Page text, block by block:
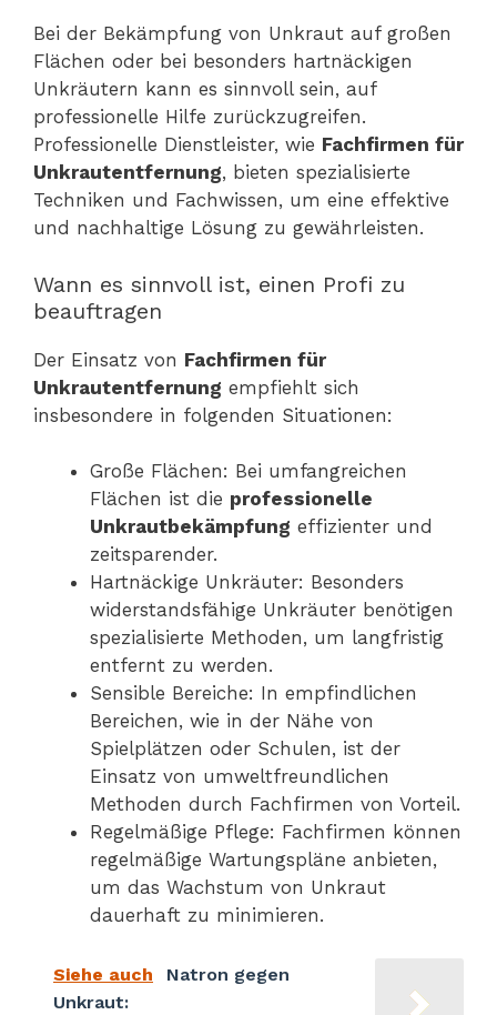
Bei der Bekämpfung von Unkraut auf großen
Flächen oder bei besonders hartnäckigen
Unkräutern kann es sinnvoll sein, auf
professionelle Hilfe zurückzugreifen.
Professionelle Dienstleister, wie Fachfirmen für
Unkrautentfernung, bieten spezialisierte
Techniken und Fachwissen, um eine effektive
und nachhaltige Lösung zu gewährleisten.
Wann es sinnvoll ist, einen Profi zu
beauftragen
Der Einsatz von Fachfirmen für
Unkrautentfernung empfiehlt sich
insbesondere in folgenden Situationen:
Große Flächen: Bei umfangreichen
Flächen ist die professionelle
Unkrautbekämpfung effizienter und
zeitsparender.
Hartnäckige Unkräuter: Besonders
widerstandsfähige Unkräuter benötigen
spezialisierte Methoden, um langfristig
entfernt zu werden.
Sensible Bereiche: In empfindlichen
Bereichen, wie in der Nähe von
Spielplätzen oder Schulen, ist der
Einsatz von umweltfreundlichen
Methoden durch Fachfirmen von Vorteil.
Regelmäßige Pflege: Fachfirmen können
regelmäßige Wartungspläne anbieten,
um das Wachstum von Unkraut
dauerhaft zu minimieren.
Siehe auch
Natron gegen
Unkraut: